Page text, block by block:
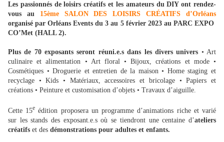
Les passionnés de loisirs créatifs et les amateurs du DIY ont rendez-
vous au 15ème SALON DES LOISIRS CRÉATIFS d’Orléans
organisé par Orléans Events du 3 au 5 février 2023 au PARC EXPO
CO’Met (HALL 2).
Plus de 70 exposants seront réuni.e.s dans les divers univers • Art
culinaire et alimentation • Art floral • Bijoux, créations et mode •
Cosmétiques • Droguerie et entretien de la maison • Home staging et
recyclage • Kids • Matériaux, accessoires et bricolage • Papiers et
créations • Peinture et customisation d’objets • Travaux d’aiguille.
Cette 15e édition proposera un programme d’animations riche et varié
sur les stands des exposant.e.s où se tiendront une centaine d’ateliers
créatifs et des démonstrations pour adultes et enfants.